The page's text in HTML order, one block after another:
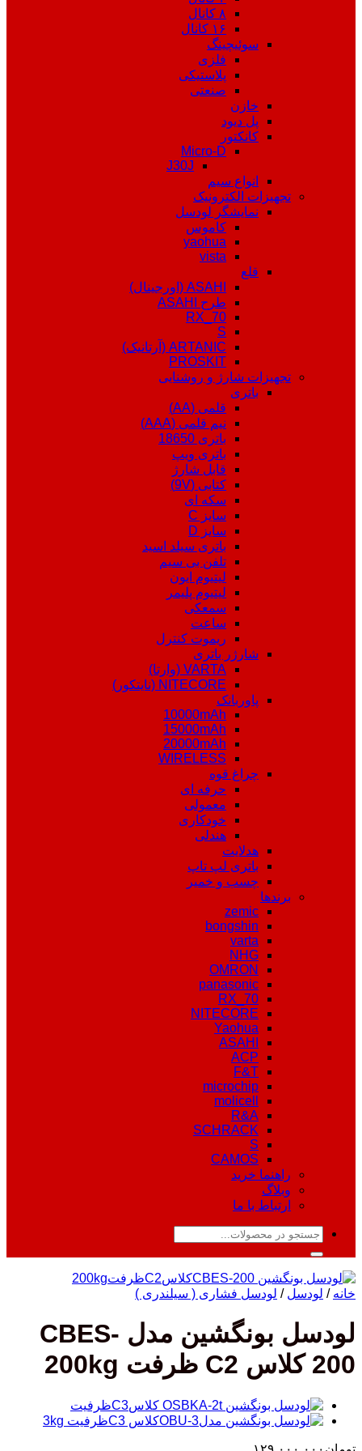
۸ کانال
۱۶ کانال
سوئیچینگ
فلزی
پلاستیکی
صنعتی
خازن
پل دیود
کانکتور
Micro-D
J30J
انواع سیم
تجهیزات الکترونیک
نمایشگر لودسل
کاموس
yaohua
vista
قلع
ASAHI (اورجینال)
طرح ASAHI
RX_70
S
ARTANIC (آرتانیک)
PROSKIT
تجهیزات شارژ و روشنایی
باتری
قلمی (AA)
نیم قلمی (AAA)
باتری 18650
باتری ویپ
قابل شارژ
کتابی (9V)
سکه ای
سایز C
سایز D
باتری سیلد اسید
تلفن بی سیم
لیتیوم ایون
لیتیوم پلیمر
سمعکی
ساعت
ریموت کنترل
شارژر باتری
VARTA (وارتا)
NITECORE (نایتکور)
پاوربانک
10000mAh
15000mAh
20000mAh
WIRELESS
چراغ قوه
حرفه ای
معمولی
خودکاری
هندلی
هدلایت
باتری لپ تاپ
چسب و خمیر
برندها
zemic
bongshin
varta
NHG
OMRON
panasonic
RX_70
NITECORE
Yaohua
ASAHI
ACP
F&T
microchip
molicell
R&A
SCHRACK
S
CAMOS
راهنما خرید
وبلاگ
ارتباط با ما
جستجو
خانه / لودسل / لودسل فشاری ( سیلندری )
لودسل بونگشین مدل CBES-
200 کلاس C2 ظرفت 200kg